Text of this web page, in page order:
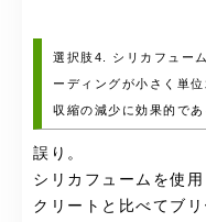
選択肢4. シリカフュー
ーディングが小さく単
収縮の減少に効果的であ
誤り。
シリカフュームを使
クリートと比べてブ